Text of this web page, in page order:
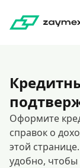
Оформите
справок о
этой
удобно, чтобы